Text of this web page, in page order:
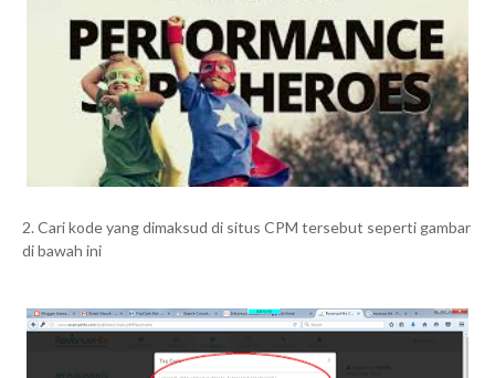
2. Cari kode yang dimaksud di situs CPM tersebut seperti gambar
di bawah ini